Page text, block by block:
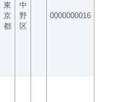
東
京
都
中
野
区
0000000016